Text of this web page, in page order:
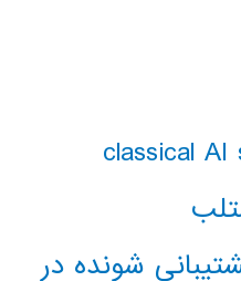
شونده در